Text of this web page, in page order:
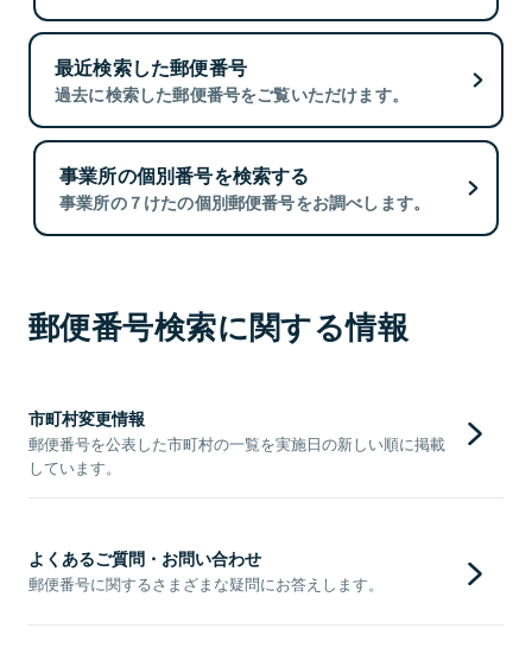
最近検索した郵便番号
過去に検索した郵便番号をご覧いただけます。
事業所の個別番号を検索する
事業所の７けたの個別郵便番号をお調べします。
郵便番号検索に関する情報
市町村変更情報
郵便番号を公表した市町村の一覧を実施日の新しい順に掲載
しています。
よくあるご質問・お問い合わせ
郵便番号に関するさまざまな疑問にお答えします。